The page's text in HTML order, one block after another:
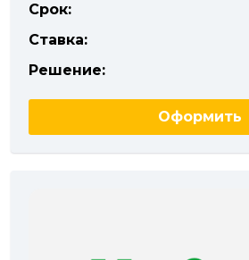
Срок:
Ставка:
Решение:
Оформить